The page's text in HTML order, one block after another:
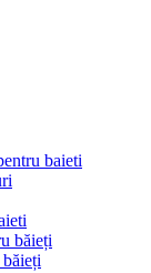
baieti
băieți